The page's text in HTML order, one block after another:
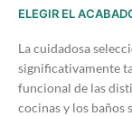
ELEGIR EL
La cuidadosa
significativamente
funcional de las
cocinas y los baños